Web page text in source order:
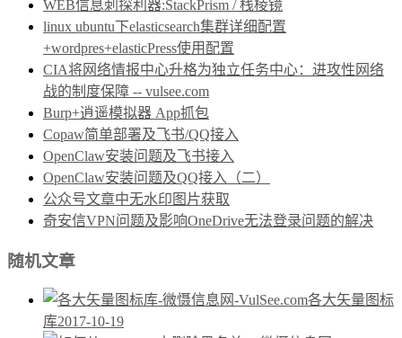
WEB信息刺探利器:StackPrism / 栈棱镜
linux ubuntu下elasticsearch集群详细配置
+wordpres+elasticPress使用配置
CIA将网络情报中心升格为独立任务中心：进攻性网络
战的制度保障 -- vulsee.com
Burp+逍遥模拟器 App抓包
Copaw简单部署及飞书/QQ接入
OpenClaw安装问题及飞书接入
OpenClaw安装问题及QQ接入（二）
公众号文章中无水印图片获取
奇安信VPN问题及影响OneDrive无法登录问题的解决
随机文章
各大矢量图标
库2017-10-19